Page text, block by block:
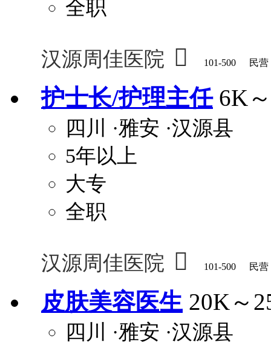
全职
汉源周佳医院  101-500 民营
护士长/护理主任 6K
四川 ·雅安 ·汉源县
5年以上
大专
全职
汉源周佳医院  101-500 民营
皮肤美容医生 20K～
四川 ·雅安 ·汉源县